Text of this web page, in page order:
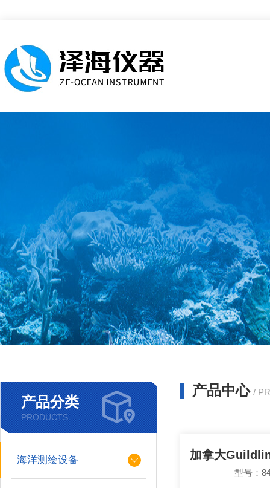
产品分类
PRODUCTS
海洋测绘设备
产品中心 /
型号：